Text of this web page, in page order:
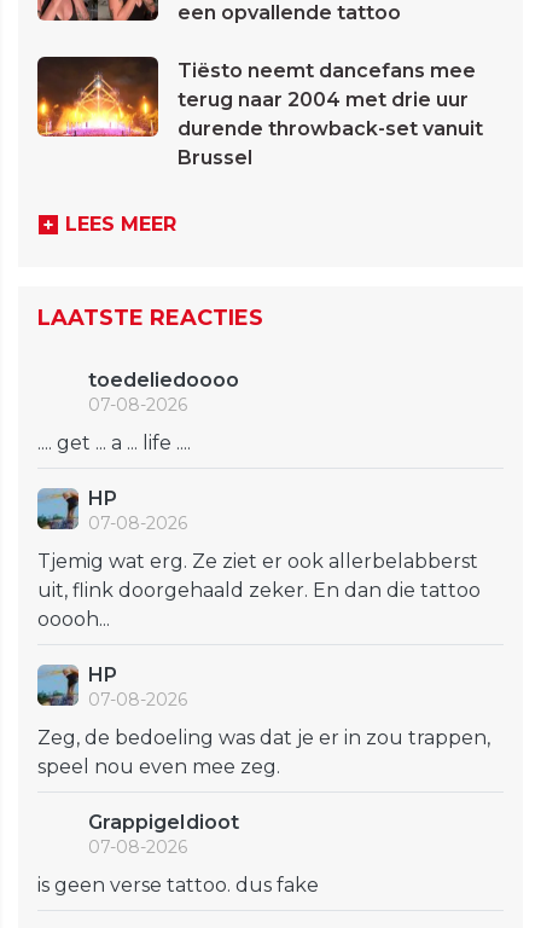
een opvallende tattoo
Tiësto neemt dancefans mee
terug naar 2004 met drie uur
durende throwback-set vanuit
Brussel
LEES MEER
LAATSTE REACTIES
toedeliedoooo
07-08-2026
.... get ... a ... life ....
HP
07-08-2026
Tjemig wat erg. Ze ziet er ook allerbelabberst
uit, flink doorgehaald zeker. En dan die tattoo
ooooh...
HP
07-08-2026
Zeg, de bedoeling was dat je er in zou trappen,
speel nou even mee zeg.
GrappigeIdioot
07-08-2026
is geen verse tattoo. dus fake